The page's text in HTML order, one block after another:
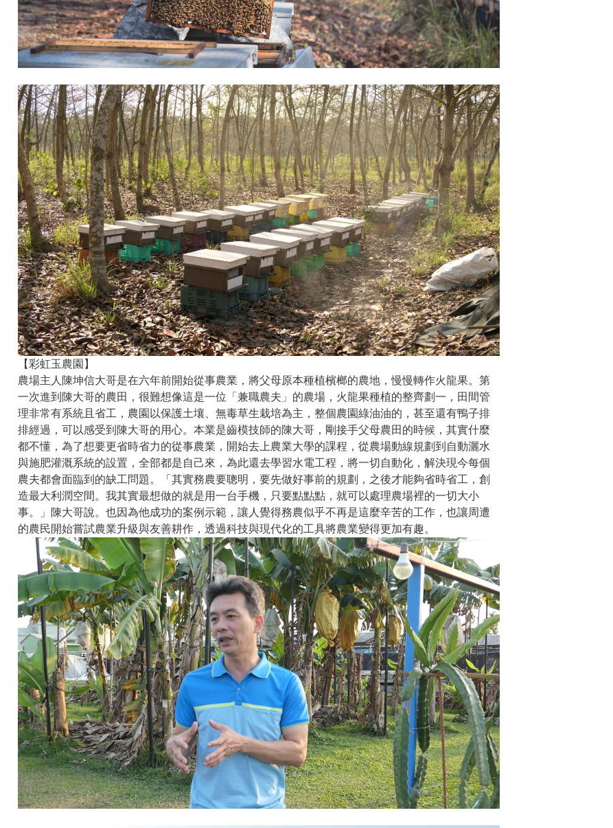
【彩虹玉農園】
農場主人陳坤信大哥是在六年前開始從事農業，將父母原本種植檳榔的農地，慢慢轉作火龍果。第
一次進到陳大哥的農田，很難想像這是一位「兼職農夫」的農場，火龍果種植的整齊劃一，田間管
理非常有系統且省工，農園以保護土壤、無毒草生栽培為主，整個農園綠油油的，甚至還有鴨子排
排經過，可以感受到陳大哥的用心。本業是齒模技師的陳大哥，剛接手父母農田的時候，其實什麼
都不懂，為了想要更省時省力的從事農業，開始去上農業大學的課程，從農場動線規劃到自動灑水
與施肥灌溉系統的設置，全部都是自己來，為此還去學習水電工程，將一切自動化，解決現今每個
農夫都會面臨到的缺工問題。「其實務農要聰明，要先做好事前的規劃，之後才能夠省時省工，創
造最大利潤空間。我其實最想做的就是用一台手機，只要點點點，就可以處理農場裡的一切大小
事。」陳大哥說。也因為他成功的案例示範，讓人覺得務農似乎不再是這麼辛苦的工作，也讓周遭
的農民開始嘗試農業升級與友善耕作，透過科技與現代化的工具將農業變得更加有趣。